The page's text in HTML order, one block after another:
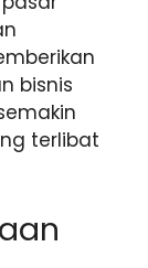
bisnis
terlibat